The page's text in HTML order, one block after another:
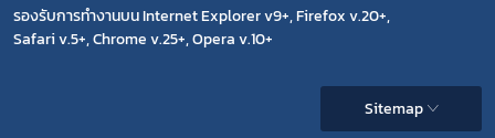
รองรับการทำงานบน Internet Explorer v9+, Firefox v.20+,
Safari v.5+, Chrome v.25+, Opera v.10+
Sitemap